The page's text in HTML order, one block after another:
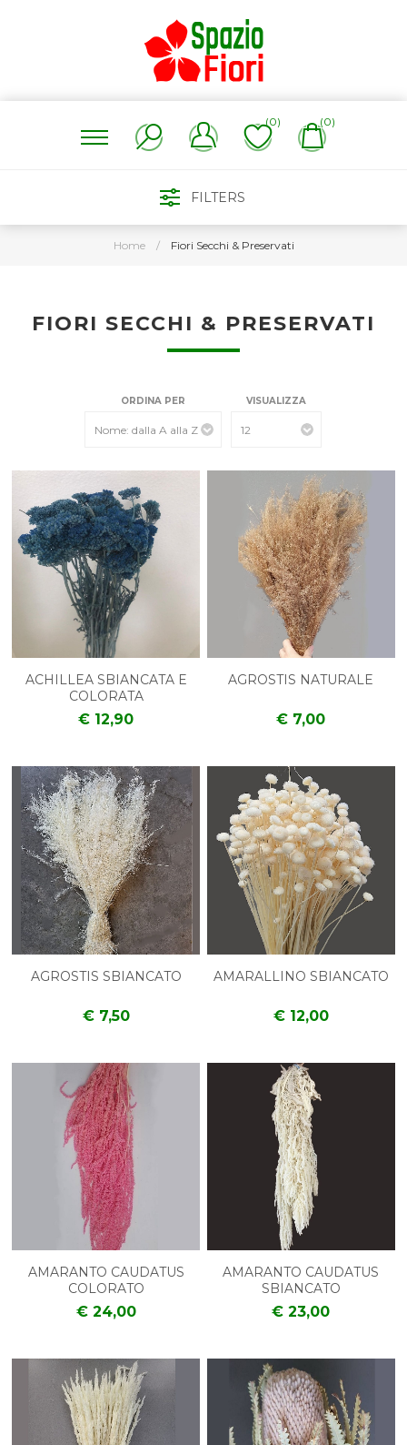
(0) (0)
FILTERS
Home / Fiori Secchi & Preservati
FIORI SECCHI & PRESERVATI
ORDINA PER VISUALIZZA
ACHILLEA SBIANCATA E
COLORATA
€ 12,90
AGROSTIS NATURALE
€ 7,00
AGROSTIS SBIANCATO
€ 7,50
AMARALLINO SBIANCATO
€ 12,00
AMARANTO CAUDATUS
COLORATO
€ 24,00
AMARANTO CAUDATUS
SBIANCATO
€ 23,00